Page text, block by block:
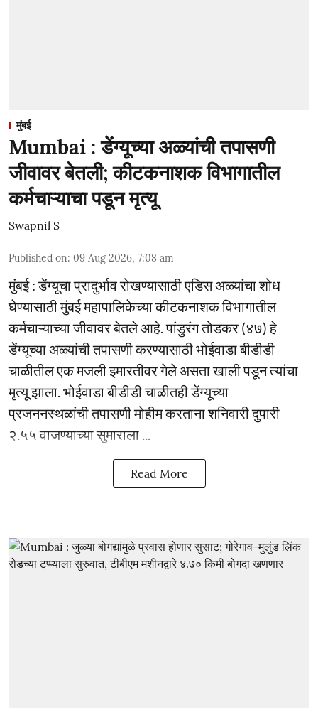
मुंबई
Mumbai : डेंग्यूच्या अळ्यांची तपासणी
जीवावर बेतली; कीटकनाशक विभागातील
कर्मचाऱ्याचा पडून मृत्यू
Swapnil S
Published on: 09 Aug 2026, 7:08 am
मुंबई : डेंग्यूचा प्रादुर्भाव रोखण्यासाठी एडिस अळ्यांचा शोध
घेण्यासाठी मुंबई महापालिकेच्या कीटकनाशक विभागातील
कर्मचाऱ्याच्या जीवावर बेतले आहे. पांडुरंग तोडकर (४७) हे
डेंग्यूच्या अळ्यांची तपासणी करण्यासाठी भोईवाडा बीडीडी
चाळीतील एक मजली इमारतीवर गेले असता खाली पडून त्यांचा
मृत्यू झाला. भोईवाडा बीडीडी चाळीतही डेंग्यूच्या
प्रजननस्थळांची तपासणी मोहीम करताना शनिवारी दुपारी
२.५५ वाजण्याच्या सुमाराला ...
Read More